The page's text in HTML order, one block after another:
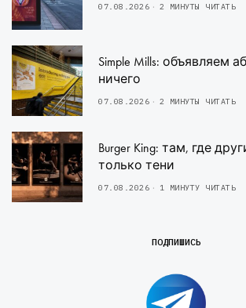
07.08.2026 2 МИНУТЫ ЧИТАТЬ
Simple Mills: объявляем
ничего
07.08.2026 2 МИНУТЫ ЧИТАТЬ
Burger King: там, где
только тени
07.08.2026 1 МИНУТУ ЧИТАТЬ
ПОДПИШИСЬ